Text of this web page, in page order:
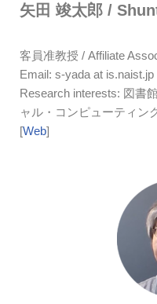
矢田 竣太郎 /
客員准教授 / Affiliate
Email: s-yada at is.naist.jp
Research interests: 図書
ャル・コンピューティン
[Web]